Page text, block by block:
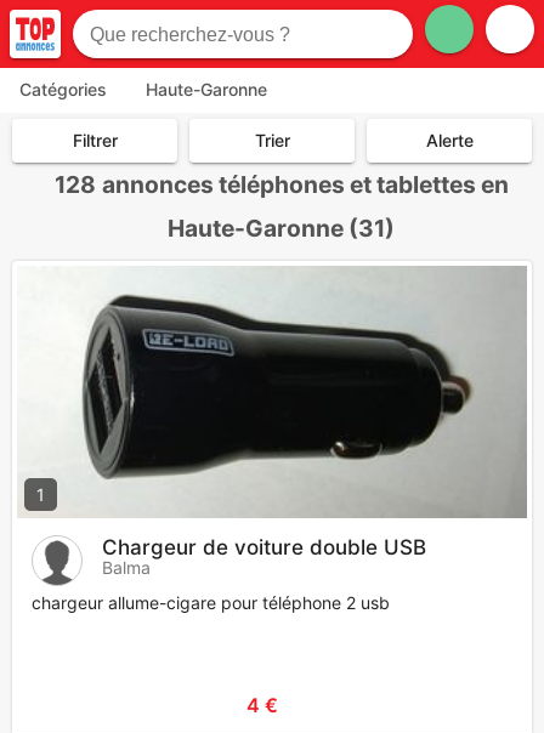
Catégories Haute-Garonne
Filtrer Trier Alerte
128 annonces téléphones et tablettes en
Haute-Garonne (31)
1
Chargeur de voiture double USB
Balma
chargeur allume-cigare pour téléphone 2 usb
4 €